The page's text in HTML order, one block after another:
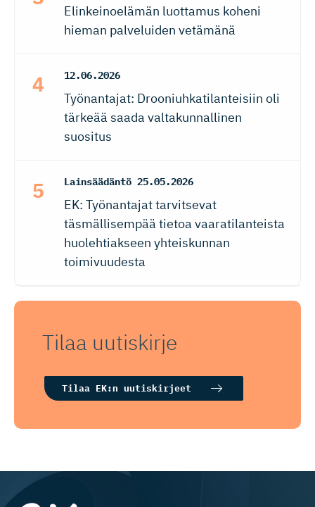
Elinkeinoelämän luottamus koheni
hieman palveluiden vetämänä
12.06.2026
Työnantajat: Drooniuhkatilanteisiin oli
tärkeää saada valtakunnallinen
suositus
Lainsäädäntö 25.05.2026
EK: Työnantajat tarvitsevat
täsmällisempää tietoa vaaratilanteista
huolehtiakseen yhteiskunnan
toimivuudesta
Tilaa uutiskirje
Tilaa EK:n uutiskirjeet